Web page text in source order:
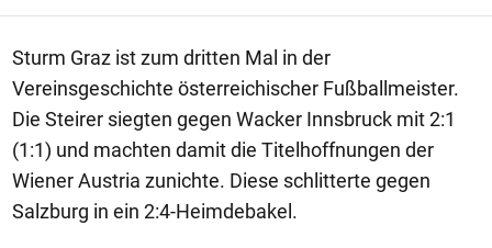
Sturm Graz ist zum dritten Mal in der
Vereinsgeschichte österreichischer Fußballmeister.
Die Steirer siegten gegen Wacker Innsbruck mit 2:1
(1:1) und machten damit die Titelhoffnungen der
Wiener Austria zunichte. Diese schlitterte gegen
Salzburg in ein 2:4-Heimdebakel.